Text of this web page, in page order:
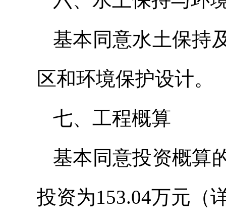
基本同意水土保持
区和环境保护设计。
七、工程概算
基本同意投资概算
投资为153.04万元（